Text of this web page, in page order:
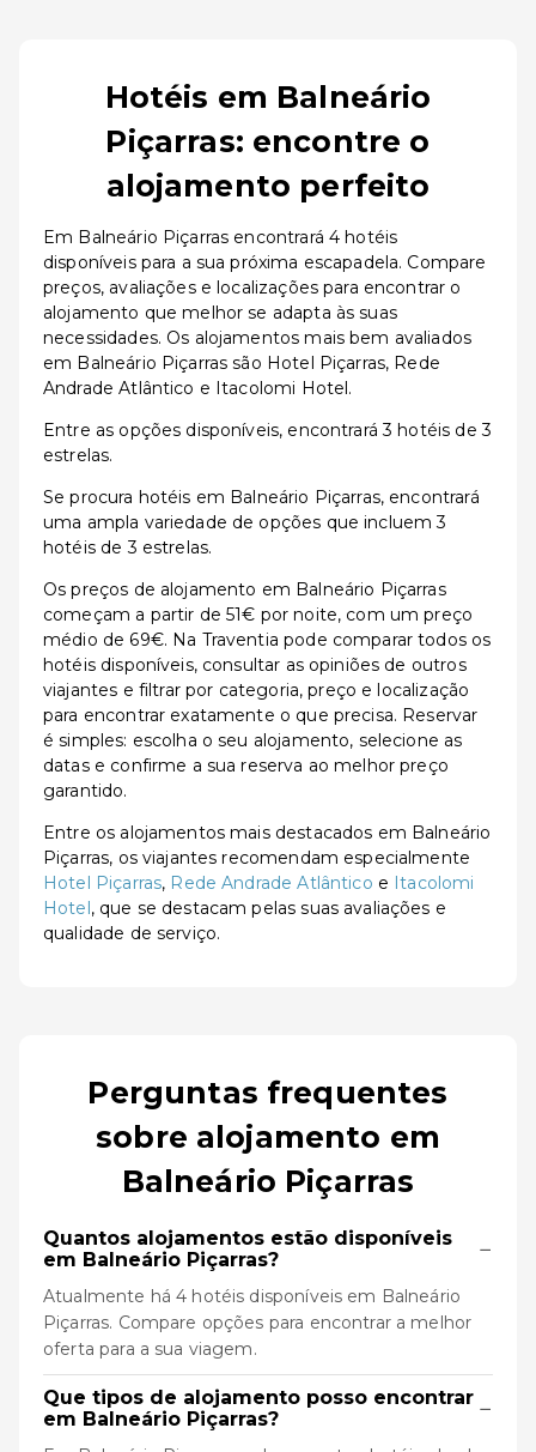
Hotéis em Balneário
Piçarras: encontre o
alojamento perfeito
Em Balneário Piçarras encontrará 4 hotéis
disponíveis para a sua próxima escapadela. Compare
preços, avaliações e localizações para encontrar o
alojamento que melhor se adapta às suas
necessidades. Os alojamentos mais bem avaliados
em Balneário Piçarras são Hotel Piçarras, Rede
Andrade Atlântico e Itacolomi Hotel.
Entre as opções disponíveis, encontrará 3 hotéis de 3
estrelas.
Se procura hotéis em Balneário Piçarras, encontrará
uma ampla variedade de opções que incluem 3
hotéis de 3 estrelas.
Os preços de alojamento em Balneário Piçarras
começam a partir de 51€ por noite, com um preço
médio de 69€. Na Traventia pode comparar todos os
hotéis disponíveis, consultar as opiniões de outros
viajantes e filtrar por categoria, preço e localização
para encontrar exatamente o que precisa. Reservar
é simples: escolha o seu alojamento, selecione as
datas e confirme a sua reserva ao melhor preço
garantido.
Entre os alojamentos mais destacados em Balneário
Piçarras, os viajantes recomendam especialmente
Hotel Piçarras, Rede Andrade Atlântico e Itacolomi
Hotel, que se destacam pelas suas avaliações e
qualidade de serviço.
Perguntas frequentes
sobre alojamento em
Balneário Piçarras
Quantos alojamentos estão disponíveis
em Balneário Piçarras?
−
Atualmente há 4 hotéis disponíveis em Balneário
Piçarras. Compare opções para encontrar a melhor
oferta para a sua viagem.
Que tipos de alojamento posso encontrar
em Balneário Piçarras?
−